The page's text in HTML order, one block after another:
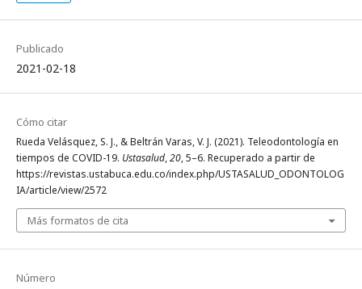
Publicado
2021-02-18
Cómo citar
Rueda Velásquez, S. J., & Beltrán Varas, V. J. (2021). Teleodontología en
tiempos de COVID-19. Ustasalud,20, 5–6. Recuperado a partir de
https://revistas.ustabuca.edu.co/index.php/USTASALUD_ODONTOLOG
IA/article/view/2572
Más formatos de cita
Número